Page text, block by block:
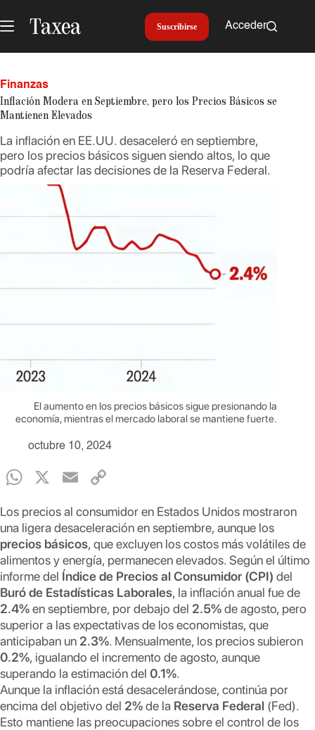
al
contenido
Suscribirse Acceder
Finanzas
Inflación Modera en Septiembre, pero los Precios Básicos se
Mantienen Elevados
La inflación en EE.UU. desaceleró en septiembre,
pero los precios básicos siguen siendo altos, lo que
podría afectar las decisiones de la Reserva Federal.
El aumento en los precios básicos sigue presionando la
economía, mientras el mercado laboral se mantiene fuerte.
octubre 10, 2024
W
at
s
A
p
p
X
E
ail p
y
Li
n
k
Los precios al consumidor en Estados Unidos mostraron
una ligera desaceleración en septiembre, aunque los
precios básicos, que excluyen los costos más volátiles de
alimentos y energía, permanecen elevados. Según el último
informe del Índice de Precios al Consumidor (CPI) del
Buró de Estadísticas Laborales, la inflación anual fue de
2.4%en septiembre, por debajo del 2.5%de agosto, pero
superior a las expectativas de los economistas, que
anticipaban un 2.3%. Mensualmente, los precios subieron
0.2%, igualando el incremento de agosto, aunque
superando la estimación del 0.1%.
Aunque la inflación está desacelerándose, continúa por
encima del objetivo del 2%de la Reserva Federal (Fed).
Esto mantiene las preocupaciones sobre el control de los